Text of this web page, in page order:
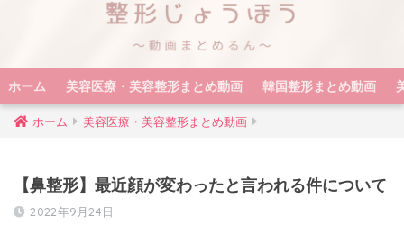
ホーム 美容医療・美容整形まとめ動画 韓国整形まとめ動画
ホーム 美容医療・美容整形まとめ動画
【鼻整形】最近顔が変わったと言われる件について
2022年9月24日